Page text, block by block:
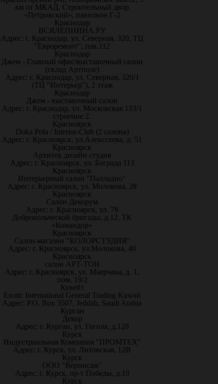
км от МКАД. Строительный двор
«Петровский», павильон Г-2
Краснодар
ВСЯЛЕПНИНА.РУ
Адрес: г. Краснодар, ул. Северная, 320, ТЦ
"Евроремонт", пав.112
Краснодар
Джем - Главный офис/выставочный салон
(склад Артполе)
Адрес: г. Краснодар, ул. Северная, 320/1
(ТЦ "Интерьер"), 2 этаж
Краснодар
Джем - выставочный салон
Адрес: г. Краснодар, ул. Московская 133/1
строение 2.
Красноярск
Doka Pola / Interior-Club (2 салона)
Адрес: г. Красноярск, ул.Алекссеева, д. 51
Красноярск
Архитек дизайн студия
Адрес: г. Красноярск, ул. Бограда 113
Красноярск
Интерьерный салон "Палладио"
Адрес: г. Красноярск, ул. Молокова, 28
Красноярск
Салон Декорум
Адрес: г. Красноярск, ул. 78
Добровольческой бригады, д.12, ТК
«Командор»
Красноярск
Салон-магазин "КОЛОРСТУДИЯ"
Адрес: г. Красноярск, ул.Молокова, 40
Красноярск
салон АРТ-ТОН
Адрес: г. Красноярск, ул. Маерчака, д. 1,
пом. 19/2
Кувейт
Exotic International General Trading Kuwait
Адрес: P.O. Box 3507, Jeddah, Saudi Arabia
Курган
Декор
Адрес: г. Курган, ул. Гоголя, д.128
Курск
Индустриальная Компания "ПРОМТЕХ"
Адрес: г. Курск, ул. Литовская, 12В
Курск
ООО "Вернисаж"
Адрес: г. Курск, пр-т Победы, д.10
Курск